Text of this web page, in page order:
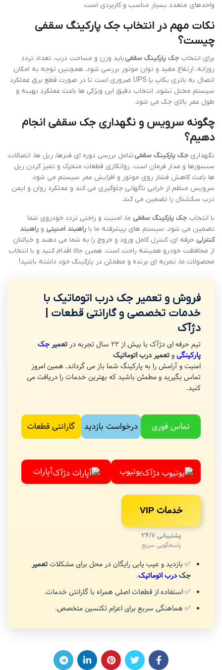
واحدهای متعدد بسیار مناسب و کاربردی است.
نکات مهم در انتخاب جک پارکینگ سقفی
چیست؟
برای انتخاب جک پارکینگ سقفیباید وزن و مساحت درب، تعداد تردد
روزانه، ارتفاع مفید و توان موتور بررسی شود. همچنین توجه به امکان
اتصال به باتری بکاپ یا UPS ضروری است تا در صورت قطع برق عملکرد
سیستم مختل نشود. انتخاب دقیق این ویژگی ها باعث عملکرد بهینه و
طول عمر بالای جک می شود.
چگونه سرویس و نگهداری جک سقفی انجام
دهیم؟
نگهداری جک پارکینگ سقفیشامل بررسی دوره ای فنرها، ریل ها، اتصالات،
سنسورها و مدار فرمان است. روانکاری قطعات متحرک و تمیز کردن ریل
ها باعث کاهش فشار روی موتور و افزایش عمر سیستم می شود.
سرویس منظم از خرابی ناگهانی جلوگیری می کند و عملکرد روان و ایمن
درب سکشنال را تضمین می کند.
با انتخاب جک پارکینگ سقفی ما، امنیت و راحتی تردد خودروی شما
تضمین می شود. سیستم های پیشرفته ما با راهبند امنیتی و راهبند
کنترلی حرفه ای، کنترل کامل ورود و خروج را به شما می دهند و خیالتان
از محافظت خودرو همیشه راحت است. همین حالا اقدام کنید و با انتخاب
محصولات ما، تجربه ای برنده و مطمئن در پارکینگ خود داشته باشید!
فروش و تعمیر جک درب اتوماتیک با
خدمات تخصصی و گارانتی قطعات |
دژآک
تیم حرفه ای دژآک با بیش از 22 سال تجربه در تعمیرجک
پارکینگیوتعمیر درب اتوماتیک
امنیت و آرامش را به پارکینگ شما باز می گرداند. همین امروز
تماس بگیرید و مطمئن باشید که بهترین خدمات را دریافت می
کنید.
تماس فوری درخواست بازدید گارانتی قطعات
یوتیوب آپارات
خدمات VIP
پشتیبانی 24/7
پاسخگویی سریع
✅ بازدید و عیب یابی رایگان در محل برای مشکلاتتعمیر
جکدرب اتوماتیک.
✅ استفاده از قطعات اصلی همراه با گارانتی خدمات.
✅ هماهنگی سریع برای اعزام تکنسین متخصص.